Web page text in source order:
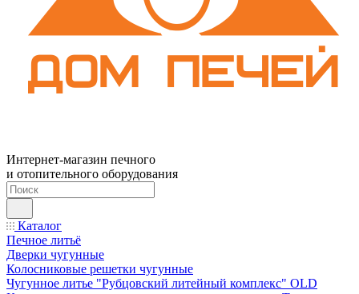
Интернет-магазин печного
и отопительного оборудования
Каталог
Печное литьё
Дверки чугунные
Колосниковые решетки чугунные
Чугунное литье "Рубцовский литейный комплекс" OLD